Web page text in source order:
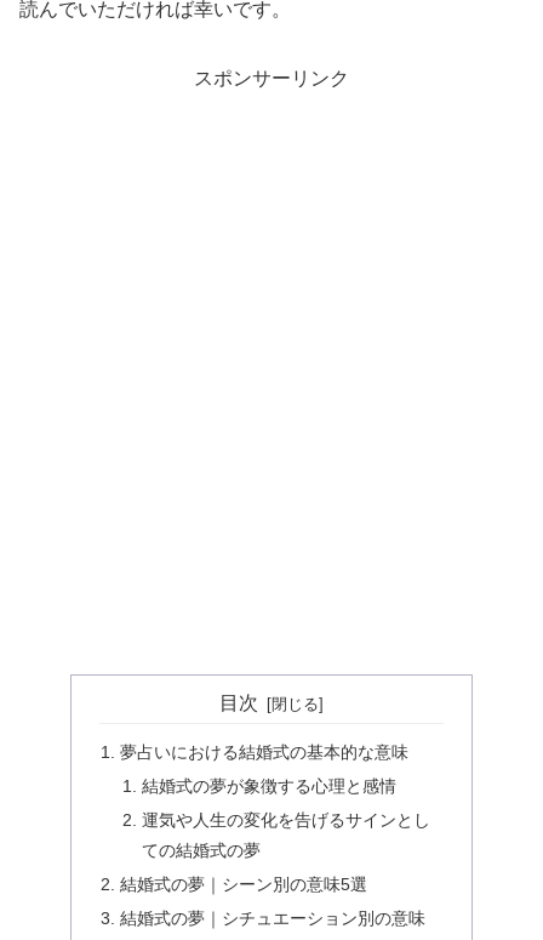
読んでいただければ幸いです。
スポンサーリンク
目次
夢占いにおける結婚式の基本的な意味
結婚式の夢が象徴する心理と感情
運気や人生の変化を告げるサインとし
ての結婚式の夢
結婚式の夢｜シーン別の意味5選
結婚式の夢｜シチュエーション別の意味